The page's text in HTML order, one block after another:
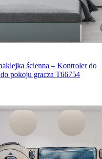
ścienna – Kontroler do
pokoju gracza T66754